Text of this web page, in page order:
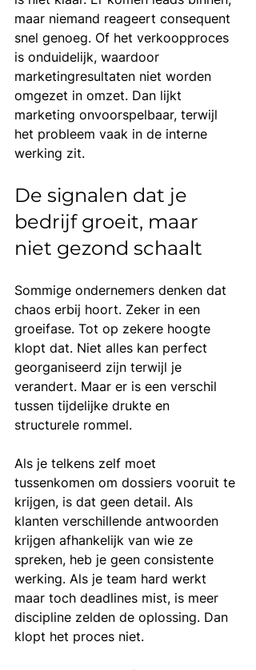
maar niemand reageert consequent
snel genoeg. Of het verkoopproces
is onduidelijk, waardoor
marketingresultaten niet worden
omgezet in omzet. Dan lijkt
marketing onvoorspelbaar, terwijl
het probleem vaak in de interne
werking zit.
De signalen dat je
bedrijf groeit, maar
niet gezond schaalt
Sommige ondernemers denken dat
chaos erbij hoort. Zeker in een
groeifase. Tot op zekere hoogte
klopt dat. Niet alles kan perfect
georganiseerd zijn terwijl je
verandert. Maar er is een verschil
tussen tijdelijke drukte en
structurele rommel.
Als je telkens zelf moet
tussenkomen om dossiers vooruit te
krijgen, is dat geen detail. Als
klanten verschillende antwoorden
krijgen afhankelijk van wie ze
spreken, heb je geen consistente
werking. Als je team hard werkt
maar toch deadlines mist, is meer
discipline zelden de oplossing. Dan
klopt het proces niet.